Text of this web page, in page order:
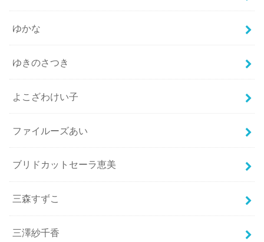
ゆかな
ゆきのさつき
よこざわけい子
ファイルーズあい
ブリドカットセーラ恵美
三森すずこ
三澤紗千香